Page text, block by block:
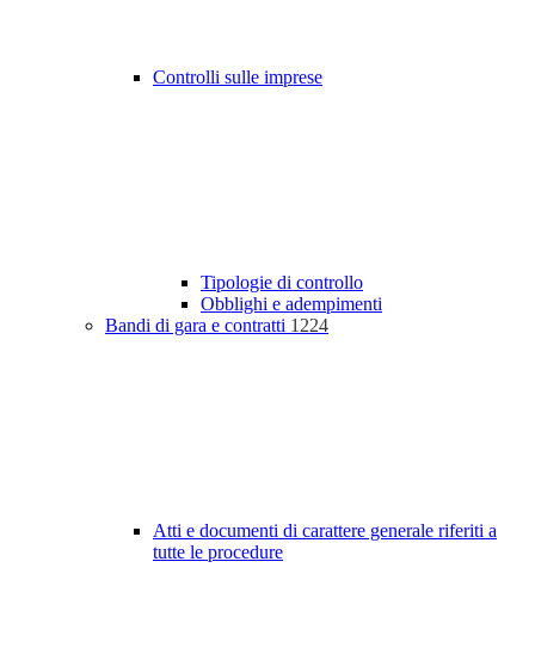
Controlli sulle imprese
Tipologie di controllo
Obblighi e adempimenti
Bandi di gara e contratti 1224
Atti e documenti di carattere generale riferiti a
tutte le procedure